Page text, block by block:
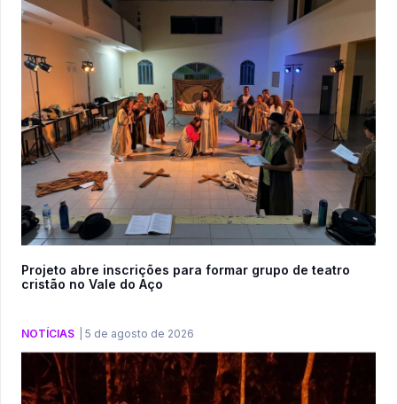
Projeto abre inscrições para formar grupo de teatro
cristão no Vale do Aço
NOTÍCIAS 5 de agosto de 2026